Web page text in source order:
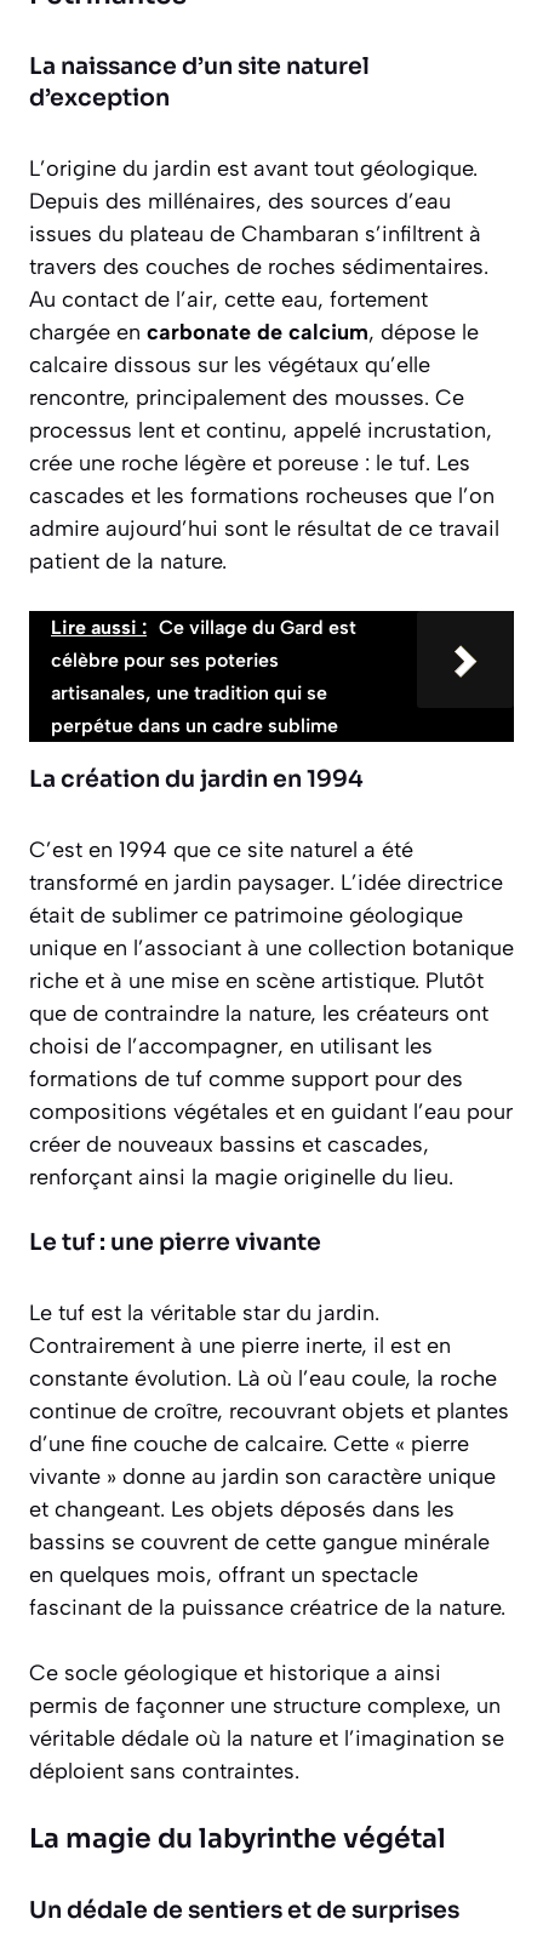
La naissance d’un site naturel
d’exception
L’origine du jardin est avant tout géologique.
Depuis des millénaires, des sources d’eau
issues du plateau de Chambaran s’infiltrent à
travers des couches de roches sédimentaires.
Au contact de l’air, cette eau, fortement
chargée en carbonate de calcium, dépose le
calcaire dissous sur les végétaux qu’elle
rencontre, principalement des mousses. Ce
processus lent et continu, appelé incrustation,
crée une roche légère et poreuse : le tuf. Les
cascades et les formations rocheuses que l’on
admire aujourd’hui sont le résultat de ce travail
patient de la nature.
Lire aussi : Ce village du Gard est
célèbre pour ses poteries
artisanales, une tradition qui se
perpétue dans un cadre sublime
La création du jardin en 1994
C’est en 1994 que ce site naturel a été
transformé en jardin paysager. L’idée directrice
était de sublimer ce patrimoine géologique
unique en l’associant à une collection botanique
riche et à une mise en scène artistique. Plutôt
que de contraindre la nature, les créateurs ont
choisi de l’accompagner, en utilisant les
formations de tuf comme support pour des
compositions végétales et en guidant l’eau pour
créer de nouveaux bassins et cascades,
renforçant ainsi la magie originelle du lieu.
Le tuf : une pierre vivante
Le tuf est la véritable star du jardin.
Contrairement à une pierre inerte, il est en
constante évolution. Là où l’eau coule, la roche
continue de croître, recouvrant objets et plantes
d’une fine couche de calcaire. Cette « pierre
vivante » donne au jardin son caractère unique
et changeant. Les objets déposés dans les
bassins se couvrent de cette gangue minérale
en quelques mois, offrant un spectacle
fascinant de la puissance créatrice de la nature.
Ce socle géologique et historique a ainsi
permis de façonner une structure complexe, un
véritable dédale où la nature et l’imagination se
déploient sans contraintes.
La magie du labyrinthe végétal
Un dédale de sentiers et de surprises